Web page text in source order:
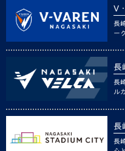
V
長
ー
長
長
ル
長
長